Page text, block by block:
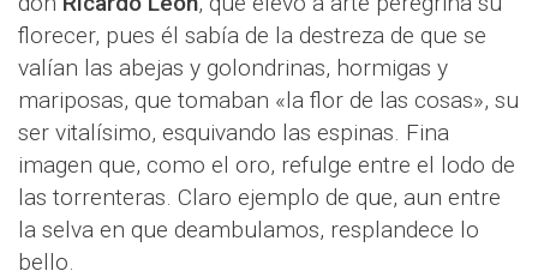
florecer, pues él sabía de la destreza de que se
valían las abejas y golondrinas, hormigas y
mariposas, que tomaban «la flor de las cosas», su
ser vitalísimo, esquivando las espinas. Fina
imagen que, como el oro, refulge entre el lodo de
las torrenteras. Claro ejemplo de que, aun entre
la selva en que deambulamos, resplandece lo
bello.